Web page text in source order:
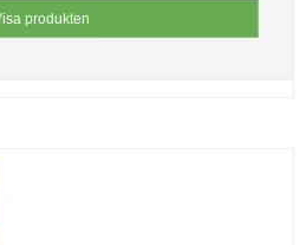
produkten